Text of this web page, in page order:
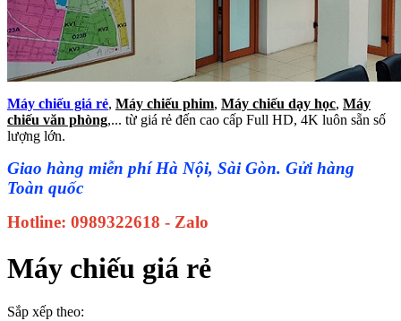
Máy chiếu giá rẻ, Máy chiếu phim, Máy chiếu dạy học, Máy
chiếu văn phòng,... từ giá rẻ đến cao cấp Full HD, 4K luôn sẵn số
lượng lớn.
Giao hàng miễn phí Hà Nội, Sài Gòn. Gửi hàng
Toàn quốc
Hotline: 0989322618 - Zalo
Máy chiếu giá rẻ
Sắp xếp theo: